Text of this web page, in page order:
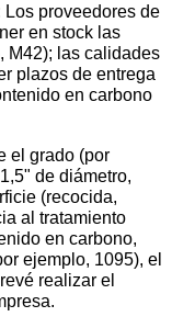
Los proveedores de
en stock las
M42); las calidades
plazos de entrega
en carbono
el grado (por
de diámetro,
(recocida,
al tratamiento
en carbono,
ejemplo, 1095), el
realizar el